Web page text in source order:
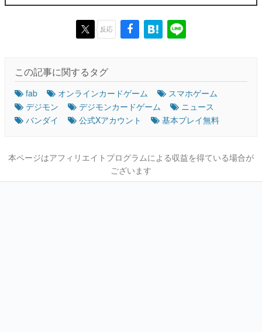
反応
この記事に関するタグ
fab オンラインカードゲーム
スマホゲーム
デジモン
デジモンカードゲーム
ニュース
バンダイ
公式Xアカウント 基本プレイ無料
本ページはアフィリエイトプログラムによる収益を得ている場合が
ございます